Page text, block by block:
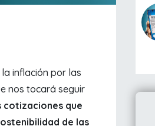
inflación por las
nos tocará seguir
cotizaciones que
de las